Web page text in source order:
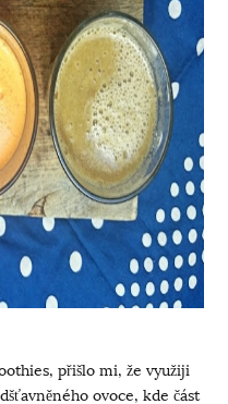
přišlo mi, že využiji
ovoce, kde část